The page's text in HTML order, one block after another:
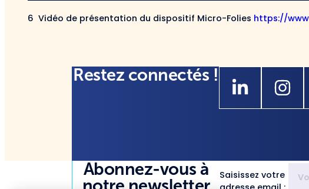
6 Vidéo de présentation du dispositif Micro-Folies https://
Restez connectés !
Abonnez-vous à
notre newsletter
Saisissez votre